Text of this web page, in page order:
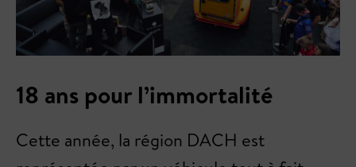
18 ans pour l’immortalité
Cette année, la région DACH est